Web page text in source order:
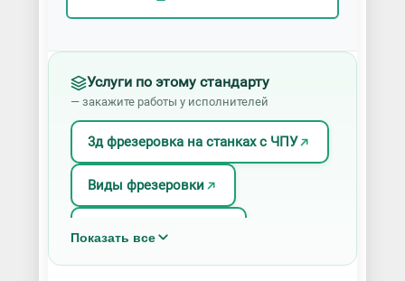
Услуги по этому стандарту
— закажите работы у исполнителей
3д фрезеровка на станках с ЧПУ
Виды фрезеровки
Показать все